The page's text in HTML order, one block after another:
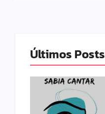
Últimos Posts